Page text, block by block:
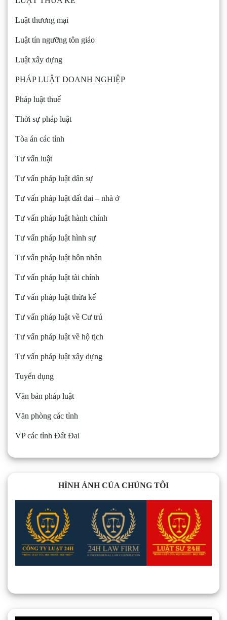
Luật thương mại
Luật tín ngưỡng tôn giáo
Luật xây dựng
PHÁP LUẬT DOANH NGHIỆP
Pháp luật thuế
Thời sự pháp luật
Tòa án các tỉnh
Tư vấn luật
Tư vấn pháp luật dân sự
Tư vấn pháp luật đất đai – nhà ở
Tư vấn pháp luật hành chính
Tư vấn pháp luật hình sự
Tư vấn pháp luật hôn nhân
Tư vấn pháp luật tài chính
Tư vấn pháp luật thừa kế
Tư vấn pháp luật về Cư trú
Tư vấn pháp luật về hộ tịch
Tư vấn pháp luật xây dựng
Tuyển dụng
Văn bản pháp luật
Văn phòng các tỉnh
VP các tỉnh Đất Đai
HÌNH ẢNH CỦA CHÚNG TÔI